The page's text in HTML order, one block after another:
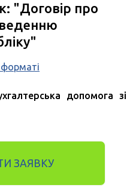
"Договір про
веденню
"
допомога зі
ЗАЯВКУ